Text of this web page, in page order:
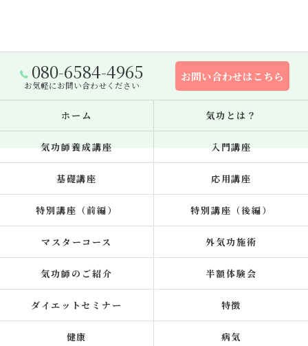
080-6584-4965
お気軽にお問い合わせください
お問い合わせはこちら
ホーム 気功とは？
気功師養成講座 入門講座
基礎講座 応用講座
特別講座（前編） 特別講座（後編）
マスターコース 外気功施術
気功師のご紹介 半額体験会
ダイエットセミナー 特徴
健康 病気